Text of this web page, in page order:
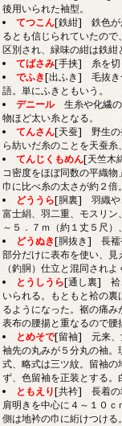
後用いられた袖型。
てつこん[鉄紺] 鉄色が
るとも信じられていたの
区別され、緑味の紺は鉄紺
てばさみ[手挟] 糸を切
でふき[出ふき] 毛抜き
語。単にふきともいう。
デニール生糸や化繊の
物ほど太い糸となる。
てんさん[天蚕] 野生の
ら紡いだ糸のことを天蚕糸
てんじくもめん[天竺木
コ密度をほぼ同数の平織
巾に比べ糸の太さが約２倍。
どううら[胴裏] 羽織や
富士絹、羽二重、モスリン
～５．７ｍ（約１丈５尺）
どうぬき[胴抜き] 長襦
部分だけに表布を使い、
（釣胴）仕立と混同されよ
とうしうら[通し裏] 袷
いられる。もともと袷の
るようになった。裾の痛み
表布の腰揚と重なるので腰
とめそで[留袖] 元来、
袖先の丸みが５分丸の袖
式、略式は三ツ紋。留袖
ず、色留袖を正装とする。
ともえり[共衿] 長着の
肩明きを中心に４～１０
側は地衿の巾に絎けつける。